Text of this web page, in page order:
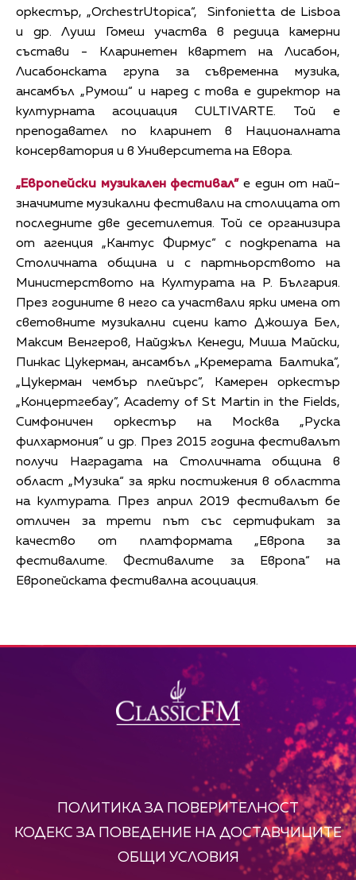
оркестър, „OrchestrUtopica“, Sinfonietta de Lisboa
и др. Луиш Гомеш участва в редица камерни
състави - Кларинетен квартет на Лисабон,
Лисабонската група за съвременна музика,
ансамбъл „Румош“ и наред с това е директор на
културната асоциация CULTIVARTE. Той е
преподавател по кларинет в Националната
консерватория и в Университета на Евора.
„Европейски музикален фестивал” е един от най-
значимите музикални фестивали на столицата от
последните две десетилетия. Той се организира
от агенция „Кантус Фирмус“ с подкрепата на
Столичната община и с партньорството на
Министерството на Културата на Р. България.
През годините в него са участвали ярки имена от
световните музикални сцени като Джошуа Бел,
Максим Венгеров, Найджъл Кенеди, Миша Майски,
Пинкас Цукерман, ансамбъл „Кремерата Балтика”,
„Цукерман чембър плейърс”, Камерен оркестър
„Концертгебау”, Academy of St Martin in the Fields,
Симфоничен оркестър на Москва „Руска
филхармония“ и др. През 2015 година фестивалът
получи Наградата на Столичната община в
област „Музика“ за ярки постижения в областта
на културата. През април 2019 фестивалът бе
отличен за трети път със сертификат за
качество от платформата „Европа за
фестивалите. Фестивалите за Европа“ на
Европейската фестивална асоциация.
ПОЛИТИКА ЗА ПОВЕРИТЕЛНОСТ
КОДЕКС ЗА ПОВЕДЕНИЕ НА ДОСТАВЧИЦИТЕ
ОБЩИ УСЛОВИЯ